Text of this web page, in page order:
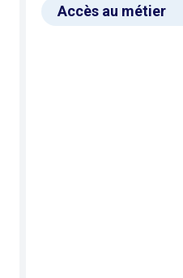
Accès au métier